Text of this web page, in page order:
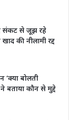
संकट से जूझ रहे
की नीलामी रद्द
‘क्या बोलती
बताया कौन से मुद्दे